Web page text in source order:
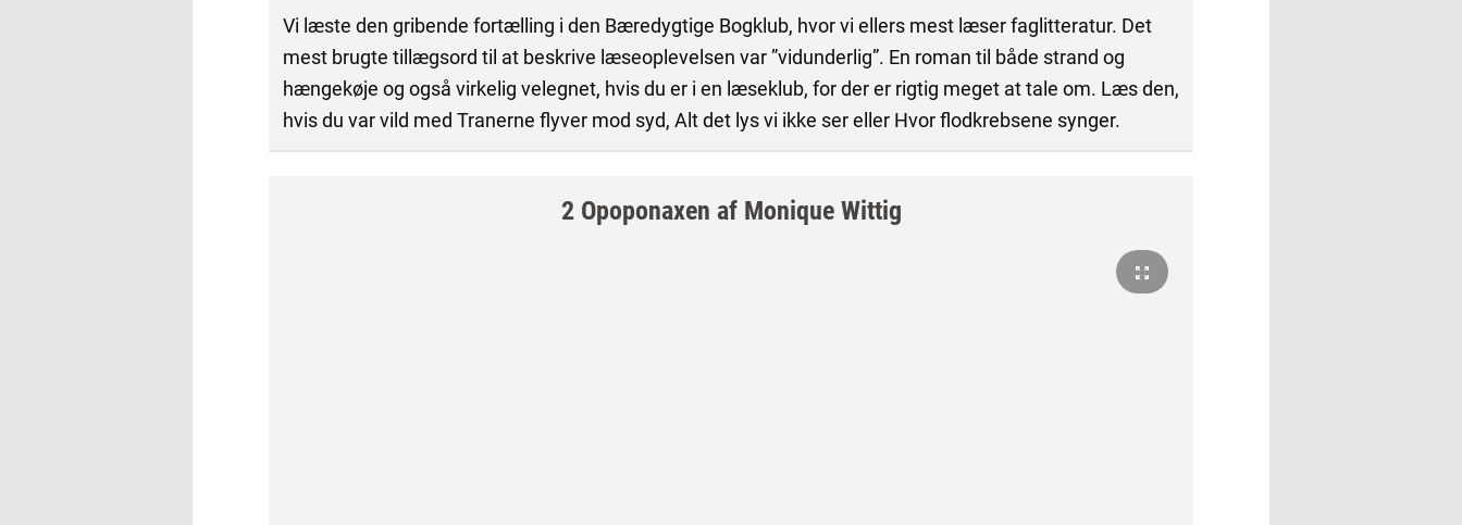
Vi læste den gribende fortælling i den Bæredygtige Bogklub, hvor vi ellers mest læser faglitteratur. Det
mest brugte tillægsord til at beskrive læseoplevelsen var ”vidunderlig”. En roman til både strand og
hængekøje og også virkelig velegnet, hvis du er i en læseklub, for der er rigtig meget at tale om. Læs den,
hvis du var vild med Tranerne flyver mod syd, Alt det lys vi ikke ser eller Hvor flodkrebsene synger.
2 Opoponaxen af Monique Wittig